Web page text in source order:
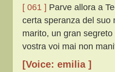
[ 061 ] Parve allora a
certa speranza del suo
marito, un gran
vostra voi mai non
[Voice: emilia ]